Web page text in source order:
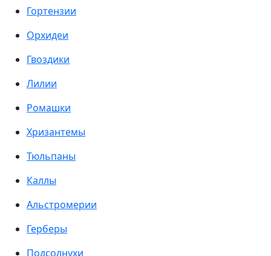
Гортензии
Орхидеи
Гвоздики
Лилии
Ромашки
Хризантемы
Тюльпаны
Каллы
Альстромерии
Герберы
Подсолнухи